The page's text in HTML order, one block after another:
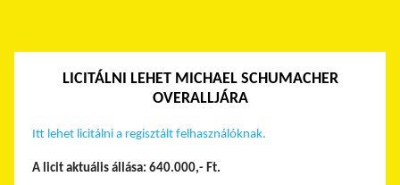
LICITÁLNI LEHET MICHAEL SCHUMACHER
OVERALLJÁRA
Itt lehet licitálni a regisztált felhasználóknak.
A licit aktuális állása: 640.000,- Ft.